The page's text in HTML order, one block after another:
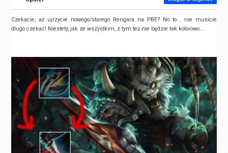
Czekacie, aż ujrzycie nowego/starego Rengara na PBE? No to... nie musicie
długo czekać! Niestety, jak ze wszystkim, z tym też nie będzie tak kolorowo...